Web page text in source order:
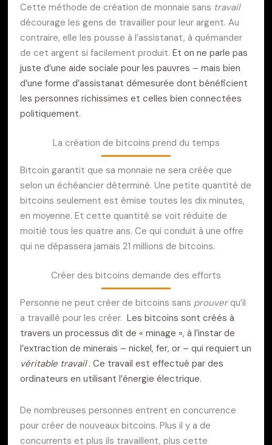
Cette méthode de création de monnaie sans travail
décourage les gens de travailler pour leur argent. Au
contraire, elle les pousse à l’assistanat, à quémander
de cet argent si facilement produit. Et on ne parle pas
juste d’une aide sociale pour les pauvres – mais bien
d’une forme d’assistanat démesurée dont bénéficient
les personnes richissimes et celles bien connectées
politiquement.
La création de bitcoins prend du temps
Bitcoin garantit que sa monnaie ne sera créée que
selon un échéancier déterminé. Une petite quantité de
bitcoins seulement est émise toutes les dix minutes,
en moyenne. Et cette quantité se voit réduite de
moitié tous les quatre ans. Ce qui conduit à une offre
qui ne dépassera jamais 21 millions de bitcoins.
Créer des bitcoins demande des efforts
Personne ne peut créer de bitcoins sans prouverqu’il
a travaillé pour les créer. Les bitcoins sont créés à
travers un processus dit de « minage », à l’instar de
l’extraction de minerais – nickel, fer, or – qui requiert un
véritable travail. Ce travail est effectué par des
ordinateurs en utilisant l’énergie électrique.
De nombreuses personnes entrent en concurrence
pour créer de nouveaux bitcoins. Plus il y a de
concurrents et plus ils travaillent, plus cette